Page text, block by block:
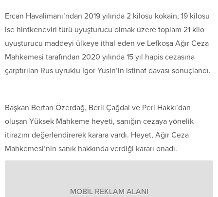
Ercan Havalimanı’ndan 2019 yılında 2 kilosu kokain, 19 kilosu
ise hintkeneviri türü uyuşturucu olmak üzere toplam 21 kilo
uyuşturucu maddeyi ülkeye ithal eden ve Lefkoşa Ağır Ceza
Mahkemesi tarafından 2020 yılında 15 yıl hapis cezasına
çarptırılan Rus uyruklu Igor Yusin’in istinaf davası sonuçlandı.
Başkan Bertan Özerdağ, Beril Çağdal ve Peri Hakkı’dan
oluşan Yüksek Mahkeme heyeti, sanığın cezaya yönelik
itirazını değerlendirerek karara vardı. Heyet, Ağır Ceza
Mahkemesi’nin sanık hakkında verdiği kararı onadı.
MOBİL REKLAM ALANI